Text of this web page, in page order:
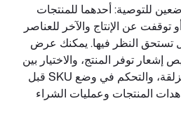
للتوصية: أحدهما للمنتجات
عن الإنتاج والآخر للعناصر
تستحق النظر فيها. يمكنك عرض
إشعار توفر المنتج، والاختيار بين
تخطيطات الدوارة أو المنزلقة، والتحكم في وضع SKU قبل
المنتجات وعمليات الشراء